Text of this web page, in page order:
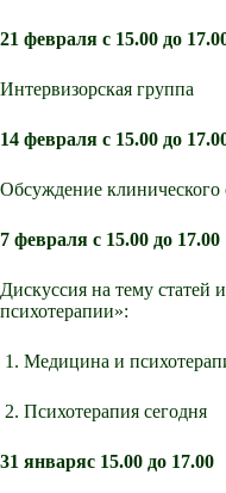
21 февраля с 15.00 до
Интервизорская группа
14 февраля с 15.00 до
Обсуждение клинического
7 февраля с 15.00 до 17.00
Дискуссия на тему
психотерапии»:
1. Медицина и
2. Психотерапия сегодня
31 январяс 15.00 до 17.00